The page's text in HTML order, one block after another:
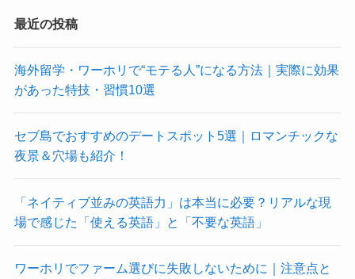
最近の投稿
海外留学・ワーホリで“モテる人”になる方法｜実際に効果
があった特技・習慣10選
セブ島でおすすめのデートスポット5選｜ロマンチックな
夜景＆穴場も紹介！
「ネイティブ並みの英語力」は本当に必要？リアルな現
場で感じた「使える英語」と「不要な英語」
ワーホリでファーム選びに失敗しないために｜注意点と